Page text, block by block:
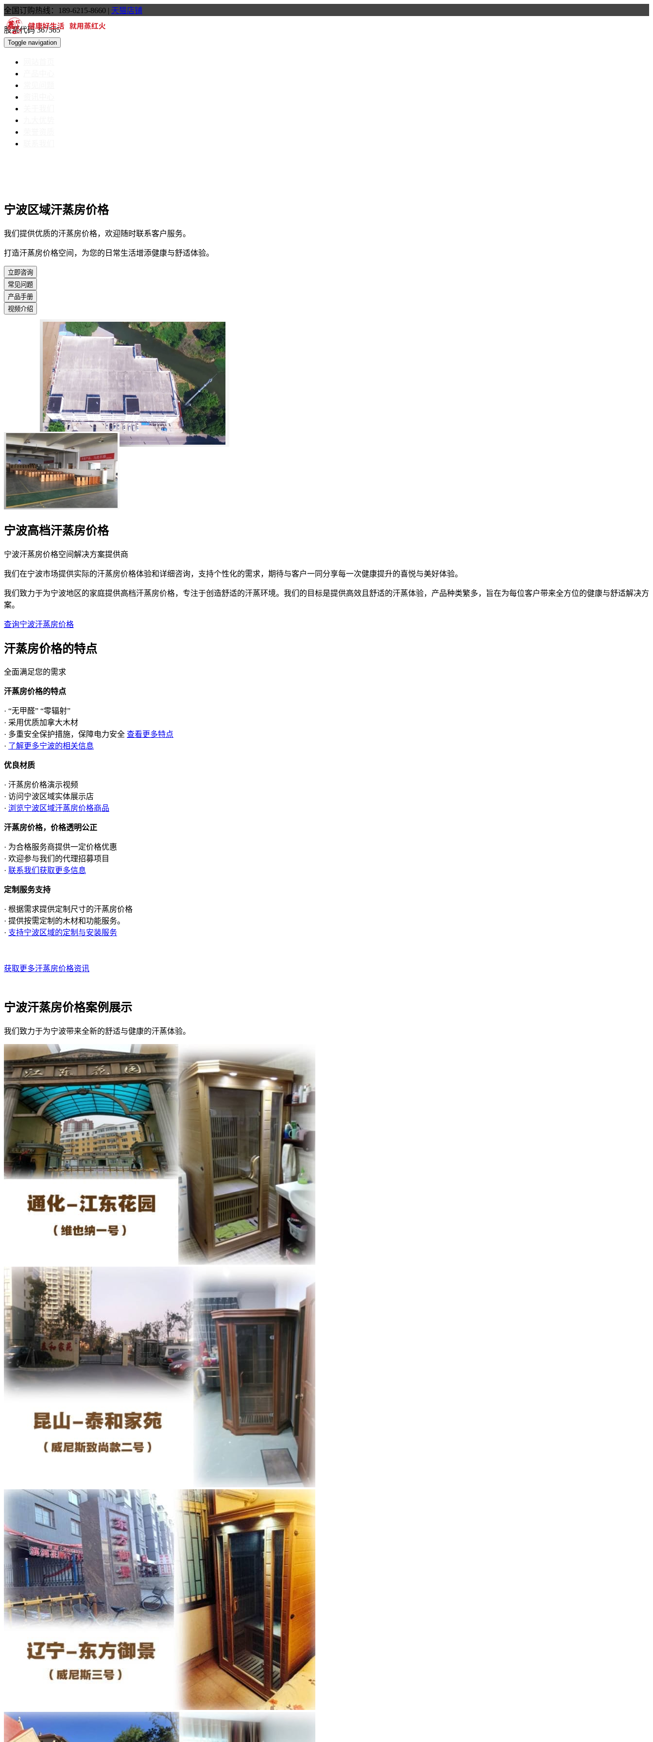
全国订购热线：189-6215-8660 | 天猫店铺
股票代码 367565
Toggle navigation
宁波区域汗蒸房价格
我们提供优质的汗蒸房价格，欢迎随时联系客户服务。
打造汗蒸房价格空间，为您的日常生活增添健康与舒适体验。
立即咨询
常见问题
产品手册
视频介绍
宁波高档汗蒸房价格
宁波汗蒸房价格空间解决方案提供商
我们在宁波市场提供实际的汗蒸房价格体验和详细咨询，支持个性化的需求，期待与客户一同分享每一次健康提升的喜悦与美好体验。
我们致力于为宁波地区的家庭提供高档汗蒸房价格，专注于创造舒适的汗蒸环境。我们的目标是提供高效且舒适的汗蒸体验，产品种类繁多，旨在为每位客户带来全方位的健康与舒适解决方
案。
查询宁波汗蒸房价格
汗蒸房价格的特点
全面满足您的需求
汗蒸房价格的特点
· “无甲醛” “零辐射”
· 采用优质加拿大木材
· 多重安全保护措施，保障电力安全 查看更多特点
· 了解更多宁波的相关信息
优良材质
· 汗蒸房价格演示视频
· 访问宁波区域实体展示店
· 浏览宁波区域汗蒸房价格商品
汗蒸房价格，价格透明公正
· 为合格服务商提供一定价格优惠
· 欢迎参与我们的代理招募项目
· 联系我们获取更多信息
定制服务支持
· 根据需求提供定制尺寸的汗蒸房价格
· 提供按需定制的木材和功能服务。
· 支持宁波区域的定制与安装服务
获取更多汗蒸房价格资讯
宁波汗蒸房价格案例展示
我们致力于为宁波带来全新的舒适与健康的汗蒸体验。